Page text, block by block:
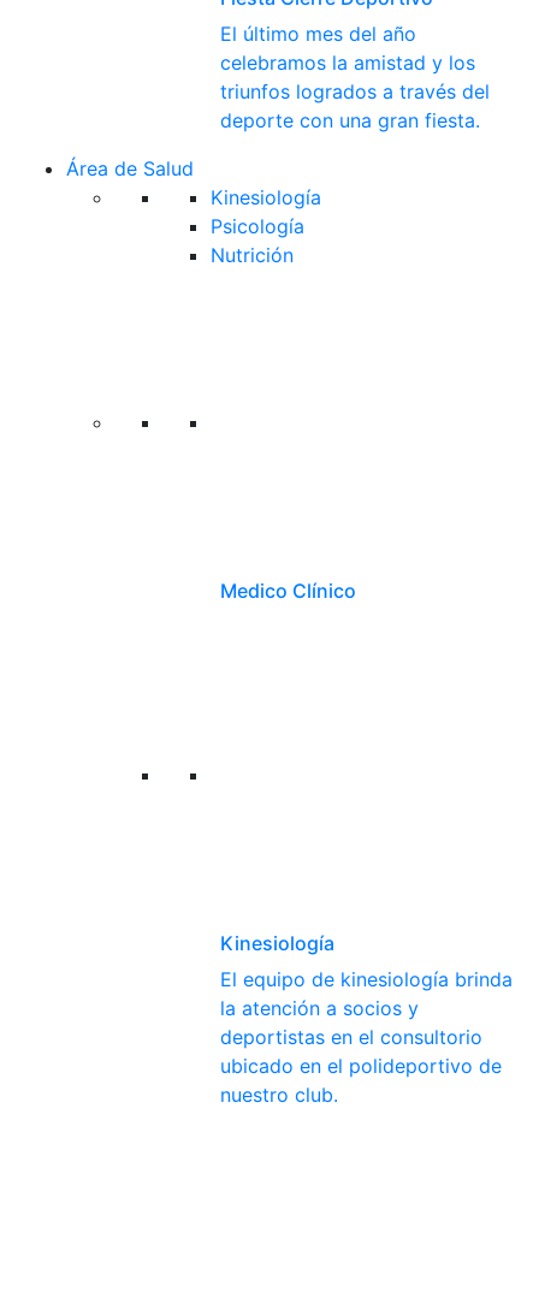
El último mes del año
celebramos la amistad y los
triunfos logrados a través del
deporte con una gran fiesta.
Área de Salud
Kinesiología
Psicología
Nutrición
Medico Clínico
Kinesiología
El equipo de kinesiología brinda
la atención a socios y
deportistas en el consultorio
ubicado en el polideportivo de
nuestro club.